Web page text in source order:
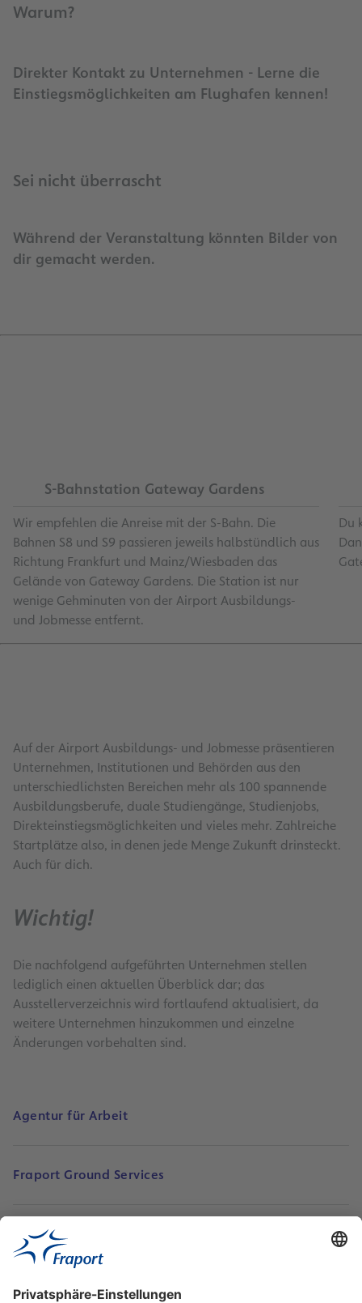
Warum?
Direkter Kontakt zu Unternehmen - Lerne die
Einstiegsmöglichkeiten am Flughafen kennen!
Sei nicht überrascht
Während der Veranstaltung könnten Bilder von
dir gemacht werden.
S-Bahnstation Gateway Gardens
Wir empfehlen die Anreise mit der S-Bahn. Die
Bahnen S8 und S9 passieren jeweils halbstündlich aus
Richtung Frankfurt und Mainz/Wiesbaden das
Gelände von Gateway Gardens. Die Station ist nur
wenige Gehminuten von der Airport Ausbildungs-
und Jobmesse entfernt.
Du
Auf der Airport Ausbildungs- und Jobmesse präsentieren
Unternehmen, Institutionen und Behörden aus den
unterschiedlichsten Bereichen mehr als 100 spannende
Ausbildungsberufe, duale Studiengänge, Studienjobs,
Direkteinstiegsmöglichkeiten und vieles mehr. Zahlreiche
Startplätze also, in denen jede Menge Zukunft drinsteckt.
Auch für dich.
Wichtig!
Die nachfolgend aufgeführten Unternehmen stellen
lediglich einen aktuellen Überblick dar; das
Ausstellerverzeichnis wird fortlaufend aktualisiert, da
weitere Unternehmen hinzukommen und einzelne
Änderungen vorbehalten sind.
Agentur für Arbeit
Fraport Ground Services
Fraport